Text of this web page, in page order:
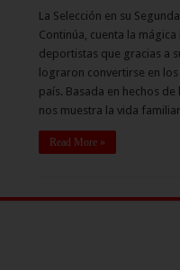
La Selección en su
Continúa, cuenta la
deportistas que gracias a
lograron convertirse en
país. Basada en hechos
nos muestra la vida
Read More »